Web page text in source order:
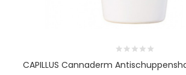
CAPILLUS Cannaderm